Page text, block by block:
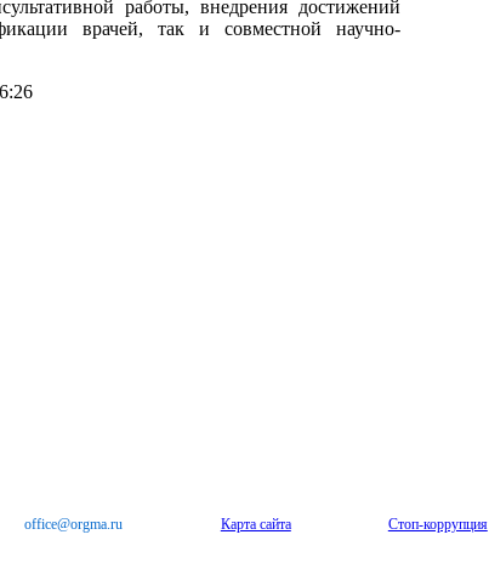
работы, внедрения достижений
врачей, так и совместной научно-
office@orgma.ru Карта сайта Стоп-коррупция